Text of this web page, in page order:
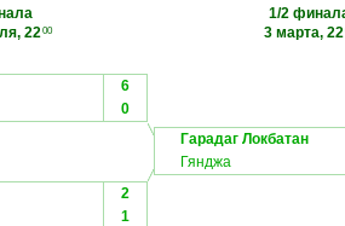
2200
1/2
3 марта, 22
6
0
Гарадаг Локбатан
Гянджа
2
1